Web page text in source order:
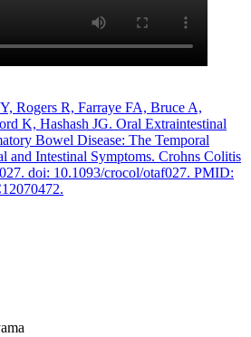
Rogers R, Farraye FA, Bruce A,
K, Hashash JG. Oral Extraintestinal
Bowel Disease: The Temporal
and Intestinal Symptoms. Crohns Colitis
doi: 10.1093/crocol/otaf027. PMID: